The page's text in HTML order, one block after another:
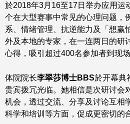
於2018年3月16至17日举办应用运
个在大型赛事中常见的心理问题，
系、情绪管理、抗逆能力及「想赢
外及本地的专家，在一连两日的研
心得，吸引超过400名参加者到现场
体院院长李翠莎博士BBS於开幕典
贵宾拨冗光临。她相信是次研讨会
机会，透过交流、分享及讨论互相
科学和培训等方面，促成更密切的